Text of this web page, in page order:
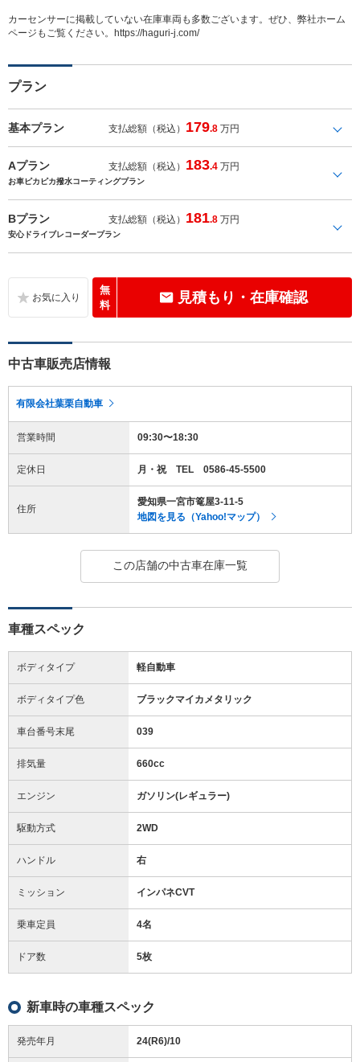
カーセンサーに掲載していない在庫車両も多数ございます。ぜひ、弊社ホーム
ページもご覧ください。https://haguri-j.com/
プラン
基本プラン 支払総額（税込） 179.8 万円
Aプラン 支払総額（税込） 183.4 万円
お車ピカピカ撥水コーティングプラン
Bプラン 支払総額（税込） 181.8 万円
安心ドライブレコーダープラン
無
料
見積もり・在庫確認
中古車販売店情報
有限会社葉栗自動車
営業時間 09:30〜18:30
定休日 月・祝 TEL 0586-45-5500
住所
愛知県一宮市篭屋3-11-5
地図を見る（Yahoo!マップ）
この店舗の中古車在庫一覧
車種スペック
ボディタイプ 軽自動車
ボディタイプ色 ブラックマイカメタリック
車台番号末尾 039
排気量 660cc
エンジン ガソリン(レギュラー)
駆動方式 2WD
ハンドル 右
ミッション インパネCVT
乗車定員 4名
ドア数 5枚
新車時の車種スペック
発売年月 24(R6)/10